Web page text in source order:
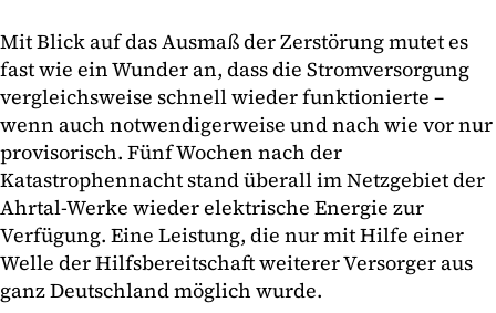
Mit Blick auf das Ausmaß der Zerstörung mutet es
fast wie ein Wunder an, dass die Stromversorgung
vergleichsweise schnell wieder funktionierte –
wenn auch notwendigerweise und nach wie vor nur
provisorisch. Fünf Wochen nach der
Katastrophennacht stand überall im Netzgebiet der
Ahrtal-Werke wieder elektrische Energie zur
Verfügung. Eine Leistung, die nur mit Hilfe einer
Welle der Hilfsbereitschaft weiterer Versorger aus
ganz Deutschland möglich wurde.